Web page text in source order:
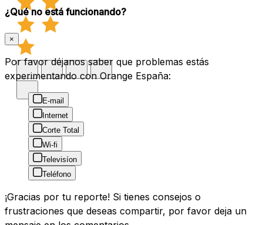
¿Qué no está funcionando?
×
Por favor déjanos saber que problemas estás
experimentando con Orange España:
E-mail
Internet
Corte Total
Wi-fi
Televisíon
Teléfono
¡Gracias por tu reporte! Si tienes consejos o
frustraciones que deseas compartir, por favor deja un